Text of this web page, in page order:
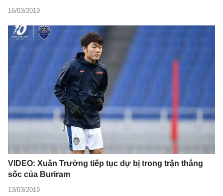
16/03/2019
VIDEO: Xuân Trường tiếp tục dự bị trong trận thắng
sốc của Buriram
13/03/2019